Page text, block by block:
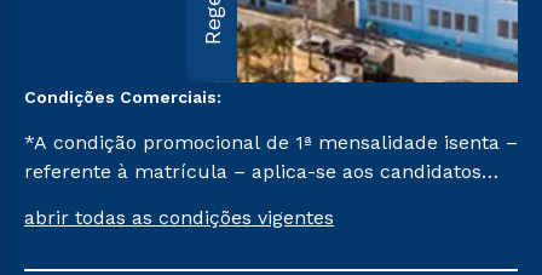
Condições Comerciais:
*A condição promocional de 1ª mensalidade isenta –
referente à matrícula – aplica-se aos candidatos
na prova on-line ou agendada, que ofertam bolsas
abrir todas as condições vigentes